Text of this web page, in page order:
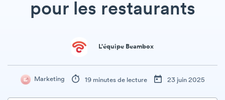
pour les restaurants
L'équipe Beambox
Marketing 19 minutes de lecture 23 juin 2025